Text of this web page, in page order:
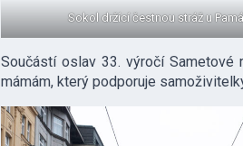
Sokol držící čestnou stráž u
Součástí oslav 33. výročí Sametové
mámám, který podporuje